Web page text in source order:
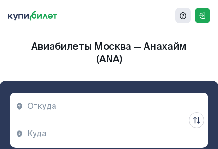
Авиабилеты Москва — Анахайм
(ANA)